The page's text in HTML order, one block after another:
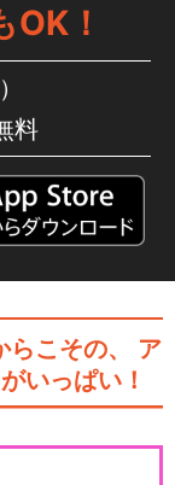
！
料
こその、
ア
いっぱい！